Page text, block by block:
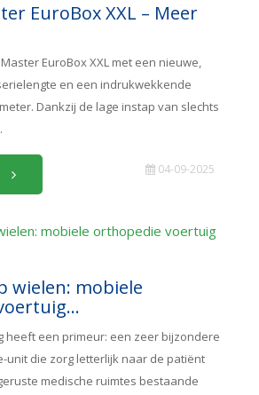
EuroBox XXL – Meer
EuroBox XXL met een nieuwe,
en een indrukwekkende
Dankzij de lage instap van slechts
04-09-2025
wielen: mobiele
heeft een primeur: een zeer bijzondere
unit die zorg letterlijk naar de patiënt
medische ruimtes bestaande